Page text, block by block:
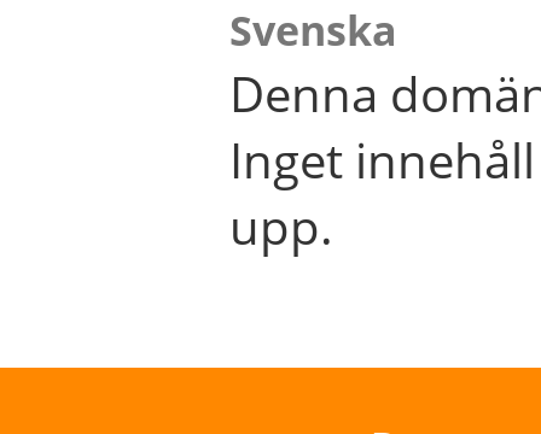
Svenska
Denna
Inget
upp.